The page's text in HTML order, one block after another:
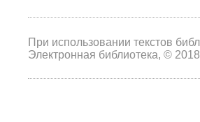
При использовании текстов
Электронная библиотека, ©